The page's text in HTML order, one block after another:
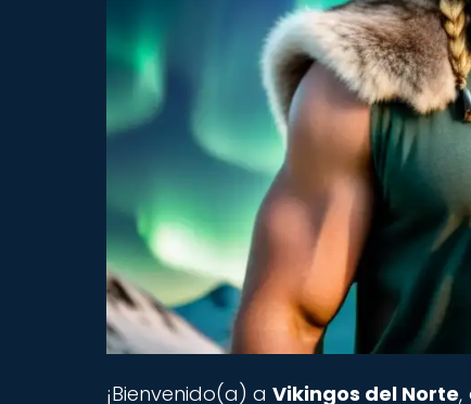
¡Bienvenido(a) aVikingos del Norte,